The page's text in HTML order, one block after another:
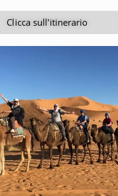
Clicca sull'itinerario